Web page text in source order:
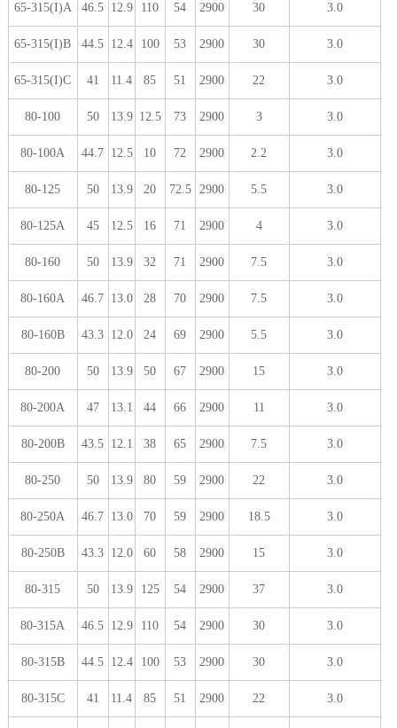
65-315(I)A 46.5 12.9 110 54 2900 30 3.0
65-315(I)B 44.5 12.4 100 53 2900 30 3.0
65-315(I)C 41 11.4 85 51 2900 22 3.0
80-100 50 13.9 12.5 73 2900 3 3.0
80-100A 44.7 12.5 10 72 2900 2.2 3.0
80-125 50 13.9 20 72.5 2900 5.5 3.0
80-125A 45 12.5 16 71 2900 4 3.0
80-160 50 13.9 32 71 2900 7.5 3.0
80-160A 46.7 13.0 28 70 2900 7.5 3.0
80-160B 43.3 12.0 24 69 2900 5.5 3.0
80-200 50 13.9 50 67 2900 15 3.0
80-200A 47 13.1 44 66 2900 11 3.0
80-200B 43.5 12.1 38 65 2900 7.5 3.0
80-250 50 13.9 80 59 2900 22 3.0
80-250A 46.7 13.0 70 59 2900 18.5 3.0
80-250B 43.3 12.0 60 58 2900 15 3.0
80-315 50 13.9 125 54 2900 37 3.0
80-315A 46.5 12.9 110 54 2900 30 3.0
80-315B 44.5 12.4 100 53 2900 30 3.0
80-315C 41 11.4 85 51 2900 22 3.0